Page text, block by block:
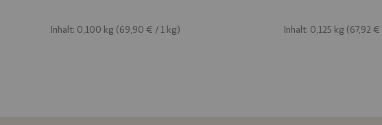
Inhalt: 0,100 kg (69,90 € / 1 kg) Inhalt: 0,125 kg (67,92 €